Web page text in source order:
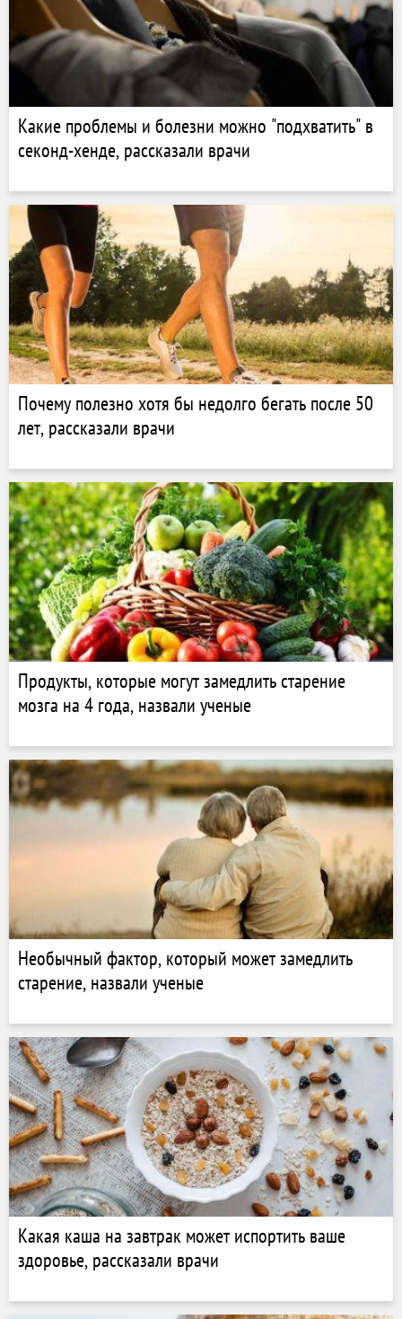
Какие проблемы и болезни можно "подхватить" в
секонд-хенде, рассказали врачи
Почему полезно хотя бы недолго бегать после 50
лет, рассказали врачи
Продукты, которые могут замедлить старение
мозга на 4 года, назвали ученые
Необычный фактор, который может замедлить
старение, назвали ученые
Какая каша на завтрак может испортить ваше
здоровье, рассказали врачи